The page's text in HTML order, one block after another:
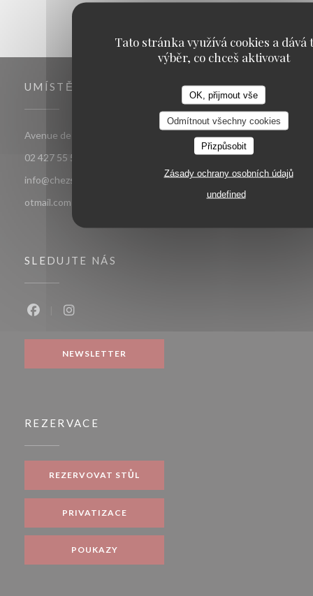
Tato stránka využívá cookies a dává
výběr, co chceš aktivovat
OK, přijmout vše
Odmítnout všechny cookies
Přizpůsobit
Zásady ochrany osobních údajů
undefined
UMÍSTĚNÍ
Avenue de jette 85 1090 Jette Bruxelles((otevře se v novém
02 427 55 52
info@chezsoje.be,dubmichel@hotmail.com,freddubois66@h
otmail.com
SLEDUJTE NÁS
NEWSLETTER
REZERVACE
REZERVOVAT STŮL
PRIVATIZACE
POUKAZY